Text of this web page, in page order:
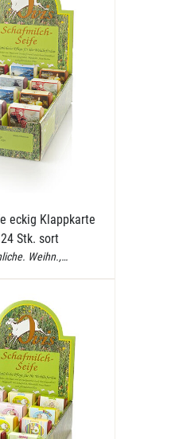
eckig Klappkarte
Stk. sort
Weihn.,…